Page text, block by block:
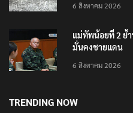
6 สิงหาคม 2026
แม่ทัพน้อยที่ 2 ย้
มั่นคงชายแดน
6 สิงหาคม 2026
TRENDING NOW